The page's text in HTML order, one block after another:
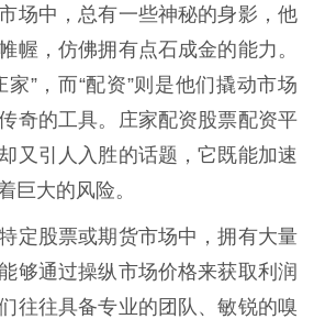
场中，总有一些神秘的身影，他
幄，仿佛拥有点石成金的能力。
”，而“配资”则是他们撬动市场
奇的工具。庄家配资股票配资平
又引人入胜的话题，它既能加速
巨大的风险。
定股票或期货市场中，拥有大量
够通过操纵市场价格来获取利润
往往具备专业的团队、敏锐的嗅